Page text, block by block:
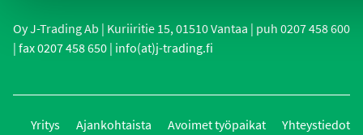
Oy J-Trading Ab | Kuriiritie 15, 01510 Vantaa | puh 0207 458 600
| fax 0207 458 650 | info(at)j-trading.fi
Yritys Ajankohtaista Avoimet työpaikat
Yhteystiedot